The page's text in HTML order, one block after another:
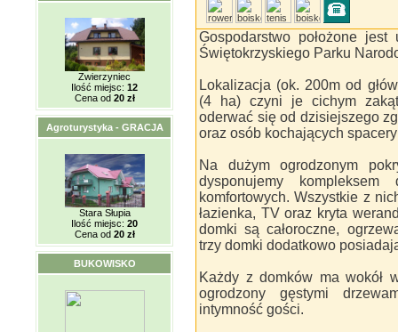
Zwierzyniec
Ilość miejsc: 12
Cena od 20 zł
Agroturystyka - GRACJA
Stara Słupia
Ilość miejsc: 20
Cena od 20 zł
BUKOWISKO
Gospodarstwo położone
Świętokrzyskiego Parku
Lokalizacja (ok. 200m od
(4 ha) czyni je cichym
oderwać się od dzisiejszego
oraz osób kochających
Na dużym ogrodzonym
dysponujemy
komfortowych. Wszystkie z
łazienka, TV oraz kryta
domki są całoroczne,
trzy domki dodatkowo
Każdy z domków ma wokół
ogrodzony gęstymi
intymność gości.